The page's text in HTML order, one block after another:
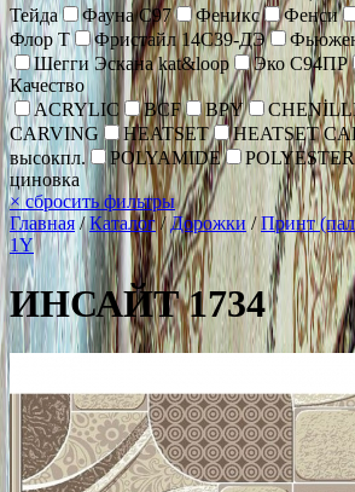
Тейда
Фауна С97 Феникс Фенси
Флор Т
Фристайл 14С39-ДЭ
Шегги Эскана kat&loop
Эко С94ПР
Качество
ACRYLIC
BCF BPY
CARVING
HEATSET HEATSET
высокпл.
POLYAMIDE POLYESTER
циновка
×сбросить фильтры
Главная/Каталог/Дорожки/Принт
1Y
ИНСАЙТ 1734